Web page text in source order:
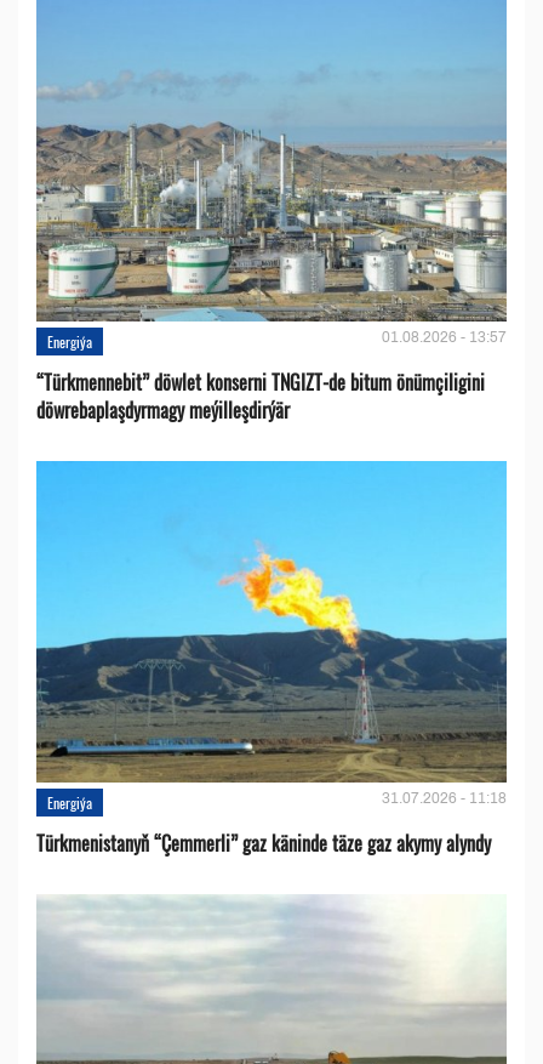
Energiýa 01.08.2026 - 13:57
“Türkmennebit” döwlet konserni TNGIZT-de bitum önümçiligini
döwrebaplaşdyrmagy meýilleşdirýär
Energiýa 31.07.2026 - 11:18
Türkmenistanyň “Çemmerli” gaz käninde täze gaz akymy alyndy